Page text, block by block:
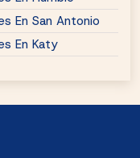
En San Antonio
En Katy